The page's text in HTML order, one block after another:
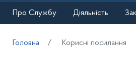
Про Службу Діяльність
Головна Корисні посилання